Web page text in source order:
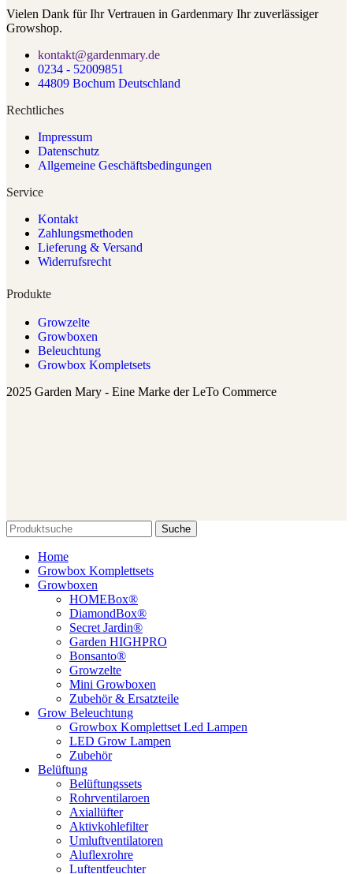
Vielen Dank für Ihr Vertrauen in Gardenmary Ihr zuverlässiger
Growshop.
kontakt@gardenmary.de
0234 - 52009851
44809 Bochum Deutschland
Rechtliches
Impressum
Datenschutz
Allgemeine Geschäftsbedingungen
Service
Kontakt
Zahlungsmethoden
Lieferung & Versand
Widerrufsrecht
Produkte
Growzelte
Growboxen
Beleuchtung
Growbox Kompletsets
2025 Garden Mary - Eine Marke der LeTo Commerce
Suche
Home
Growbox Komplettsets
Growboxen
HOMEBox®
DiamondBox®
Secret Jardin®
Garden HIGHPRO
Bonsanto®
Growzelte
Mini Growboxen
Zubehör & Ersatzteile
Grow Beleuchtung
Growbox Komplettset Led Lampen
LED Grow Lampen
Zubehör
Belüftung
Belüftungssets
Rohrventilaroen
Axiallüfter
Aktivkohlefilter
Umluftventilatoren
Aluflexrohre
Luftentfeuchter